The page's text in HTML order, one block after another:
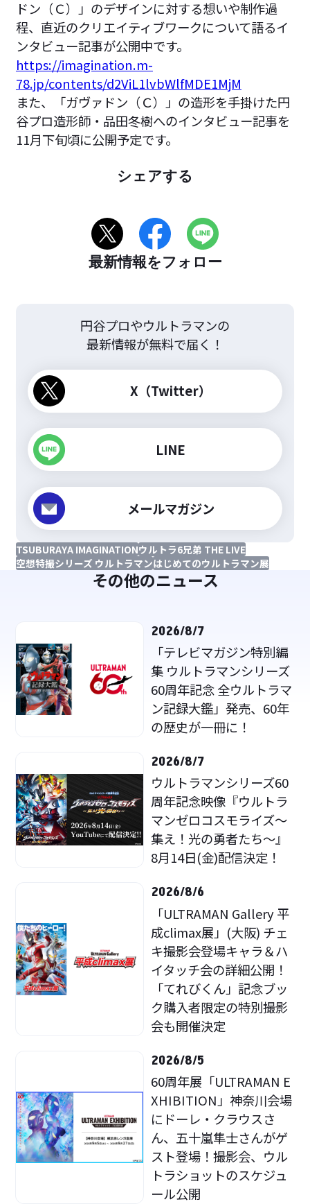
ドン（Ｃ）」のデザインに対する想いや制作過
程、直近のクリエイティブワークについて語るイ
ンタビュー記事が公開中です。
https://imagination.m-
78.jp/contents/d2ViL1lvbWlfMDE1MjM
また、「ガヴァドン（Ｃ）」の造形を手掛けた円
谷プロ造形師・品田冬樹へのインタビュー記事を
11月下旬頃に公開予定です。
シェアする
最新情報をフォロー
円谷プロやウルトラマンの
最新情報が無料で届く！
X（Twitter）
LINE
メールマガジン
TSUBURAYA IMAGINATIONウルトラ6兄弟 THE LIVE
空想特撮シリーズ ウルトラマンはじめてのウルトラマン展
その他のニュース
2026/8/7
「テレビマガジン特別編
集 ウルトラマンシリーズ
60周年記念 全ウルトラマ
ン記録大鑑」発売、60年
の歴史が一冊に！
2026/8/7
ウルトラマンシリーズ60
周年記念映像『ウルトラ
マンゼロコスモライズ～
集え！光の勇者たち～』
8月14日(金)配信決定！
2026/8/6
「ULTRAMAN Gallery 平
成climax展」(大阪) チェ
キ撮影会登場キャラ＆ハ
イタッチ会の詳細公開！
「てれびくん」記念ブッ
ク購入者限定の特別撮影
会も開催決定
2026/8/5
60周年展「ULTRAMAN E
XHIBITION」神奈川会場
にドーレ・クラウスさ
ん、五十嵐隼士さんがゲ
スト登場！撮影会、ウル
トラショットのスケジュ
ール公開